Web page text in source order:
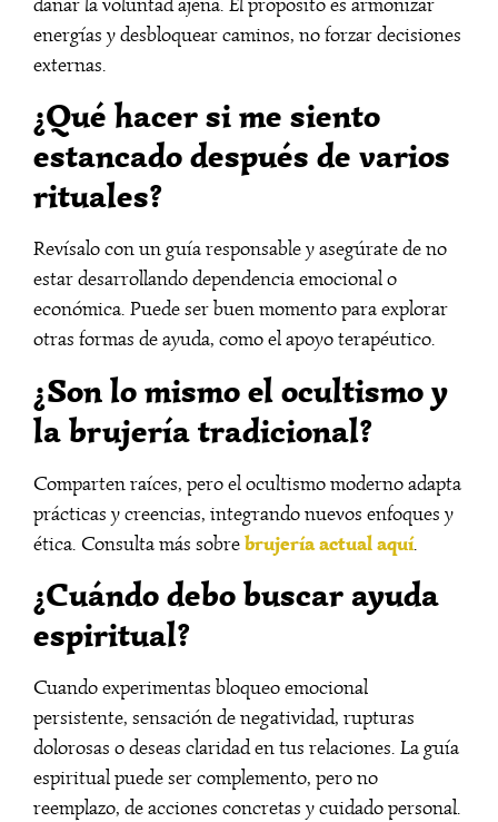
energías y desbloquear caminos, no forzar decisiones
externas.
¿Qué hacer si me siento
estancado después de varios
rituales?
Revísalo con un guía responsable y asegúrate de no
estar desarrollando dependencia emocional o
económica. Puede ser buen momento para explorar
otras formas de ayuda, como el apoyo terapéutico.
¿Son lo mismo el ocultismo y
la brujería tradicional?
Comparten raíces, pero el ocultismo moderno adapta
prácticas y creencias, integrando nuevos enfoques y
ética. Consulta más sobrebrujería actual aquí.
¿Cuándo debo buscar ayuda
espiritual?
Cuando experimentas bloqueo emocional
persistente, sensación de negatividad, rupturas
dolorosas o deseas claridad en tus relaciones. La guía
espiritual puede ser complemento, pero no
reemplazo, de acciones concretas y cuidado personal.